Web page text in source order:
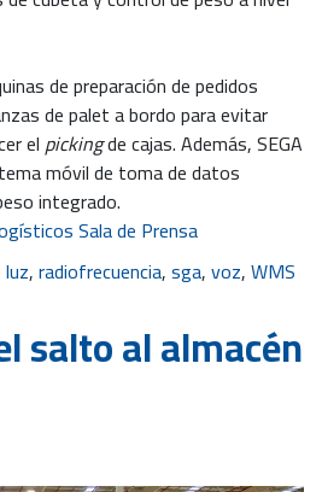
de preparación de pedidos
de palet a bordo para evitar
elpickingde cajas. Además, SEGA
móvil de toma de datos
integrado.
Sala de Prensa
luz,radiofrecuencia,sga,voz,WMS
salto al almacén